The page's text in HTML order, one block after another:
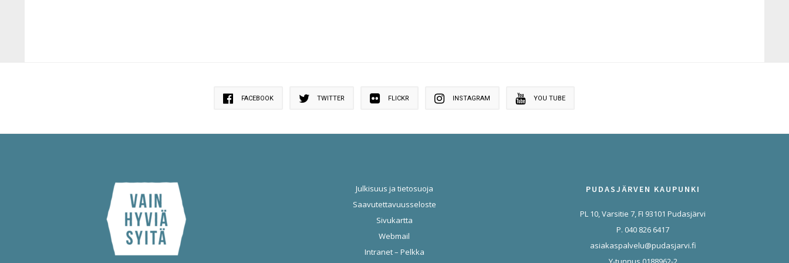
FACEBOOK TWITTER FLICKR INSTAGRAM YOU TUBE
Julkisuus ja tietosuoja
Saavutettavuusseloste
Sivukartta
Webmail
Intranet – Pelkka
PUDASJÄRVEN KAUPUNKI
PL 10, Varsitie 7, FI 93101 Pudasjärvi
P. 040 826 6417
asiakaspalvelu@pudasjarvi.fi